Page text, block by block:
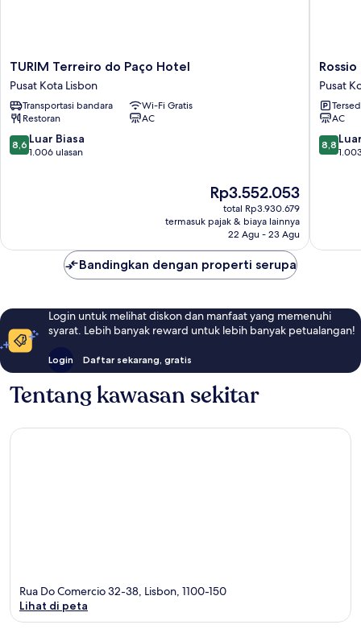
TURIM
Terreiro
do
Paço
Hotel
Pusat
Kota
TURIM Terreiro do Paço Hotel
Pusat Kota Lisbon
Transportasi bandara
Wi-Fi Gratis
Restoran
AC
8.6
dari
8,6 Luar Biasa
1.006 ulasan
Harga
sekarang
Rp3.552.053
Rp3.552.053
total Rp3.930.679
termasuk pajak & biaya lainnya
22 Agu - 23 Agu
Rossio
Garden
Hotel
Pusat
Kota
Lisbon
Pusat
AC
8.8
dari
8,8
Bandingkan dengan properti serupa
Login untuk melihat diskon dan manfaat yang memenuhi
syarat. Lebih banyak reward untuk lebih banyak petualangan!
Login Daftar sekarang, gratis
Tentang kawasan sekitar
Rua Do Comercio 32-38, Lisbon, 1100-150
Lihat di peta